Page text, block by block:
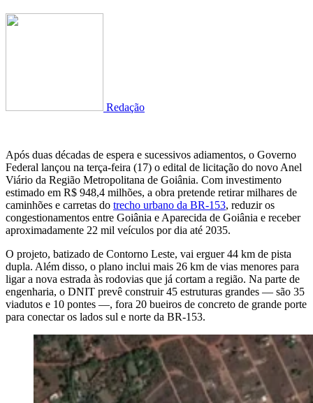
Redação
Após duas décadas de espera e sucessivos adiamentos, o Governo
Federal lançou na terça-feira (17) o edital de licitação do novo Anel
Viário da Região Metropolitana de Goiânia. Com investimento
estimado em R$ 948,4 milhões, a obra pretende retirar milhares de
caminhões e carretas do trecho urbano da BR-153, reduzir os
congestionamentos entre Goiânia e Aparecida de Goiânia e receber
aproximadamente 22 mil veículos por dia até 2035.
O projeto, batizado de Contorno Leste, vai erguer 44 km de pista
dupla. Além disso, o plano inclui mais 26 km de vias menores para
ligar a nova estrada às rodovias que já cortam a região. Na parte de
engenharia, o DNIT prevê construir 45 estruturas grandes — são 35
viadutos e 10 pontes —, fora 20 bueiros de concreto de grande porte
para conectar os lados sul e norte da BR-153.